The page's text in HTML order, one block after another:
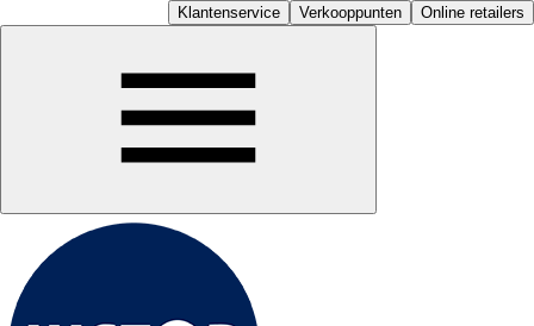
Klantenservice Verkooppunten Online retailers